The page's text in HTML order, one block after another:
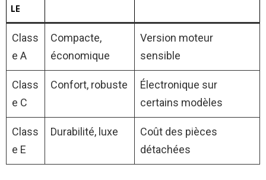
LE
Class
e A
Compacte,
économique
Version moteur
sensible
Class
e C
Confort, robuste
Électronique sur
certains modèles
Class
e E
Durabilité, luxe
Coût des pièces
détachées